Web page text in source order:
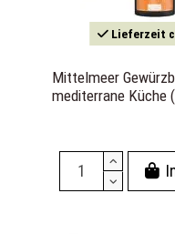
Lieferzeit
Mittelmeer
mediterrane Küche